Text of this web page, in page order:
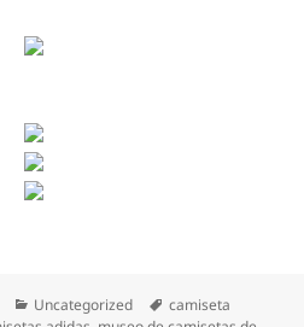
Categorías
Uncategorized Etiquetas
camiseta